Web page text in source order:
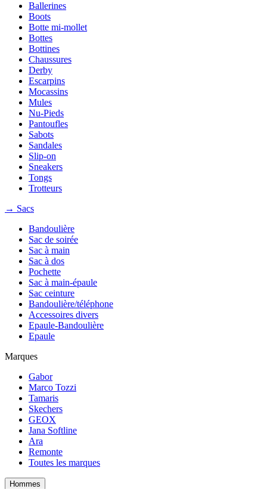
Ballerines
Boots
Botte mi-mollet
Bottes
Bottines
Chaussures
Derby
Escarpins
Mocassins
Mules
Nu-Pieds
Pantoufles
Sabots
Sandales
Slip-on
Sneakers
Tongs
Trotteurs
→ Sacs
Bandoulière
Sac de soirée
Sac à main
Sac à dos
Pochette
Sac à main-épaule
Sac ceinture
Bandoulière/téléphone
Accessoires divers
Epaule-Bandoulière
Epaule
Marques
Gabor
Marco Tozzi
Tamaris
Skechers
GEOX
Jana Softline
Ara
Remonte
Toutes les marques
Hommes